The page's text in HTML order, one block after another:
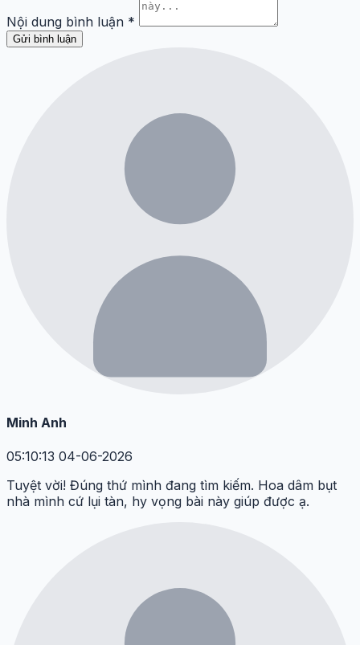
Nội dung bình luận *
Gửi bình luận
Minh Anh
05:10:13 04-06-2026
Tuyệt vời! Đúng thứ mình đang tìm kiếm. Hoa dâm bụt
nhà mình cứ lụi tàn, hy vọng bài này giúp được ạ.